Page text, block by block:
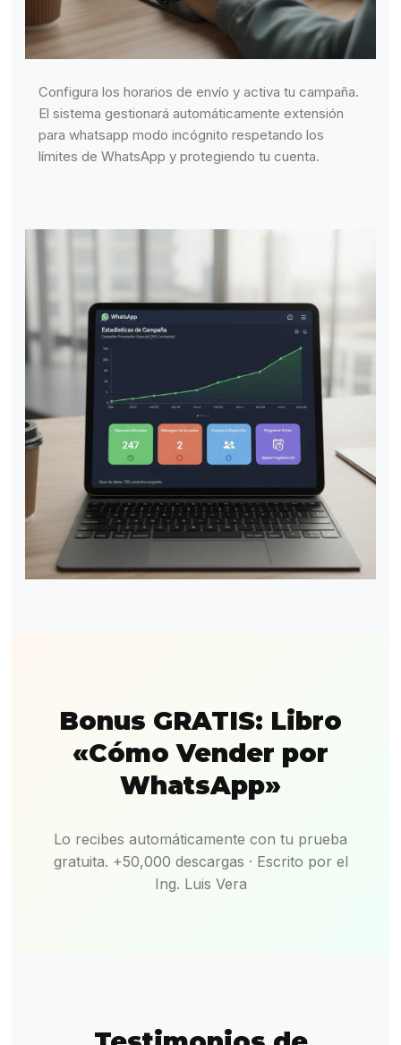
Configura los horarios de envío y activa tu campaña.
El sistema gestionará automáticamente extensión
para whatsapp modo incógnito respetando los
límites de WhatsApp y protegiendo tu cuenta.
Bonus GRATIS: Libro
«Cómo Vender por
WhatsApp»
Lo recibes automáticamente con tu prueba
gratuita. +50,000 descargas · Escrito por el
Ing. Luis Vera